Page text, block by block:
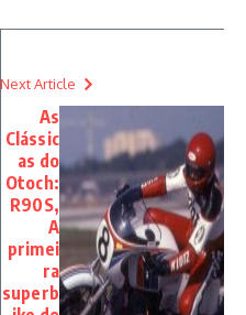
Next Article
As
Clássic
as do
Otoch:
R90S,
A
primei
ra
superb